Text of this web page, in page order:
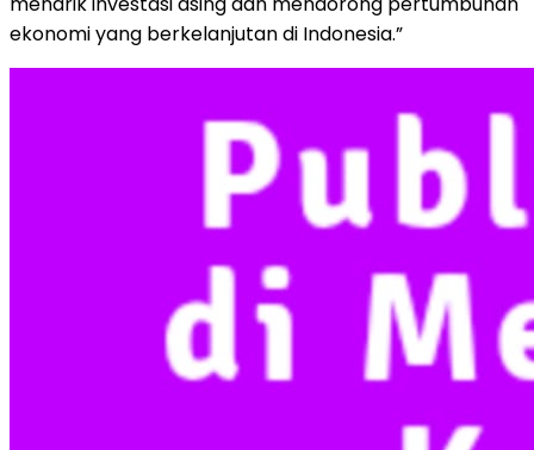
ekonomi yang berkelanjutan di Indonesia.”